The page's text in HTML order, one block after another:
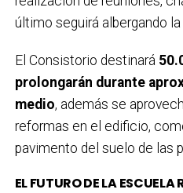
último seguirá albergando
El Consistorio destinará
prolongarán durante
medio, además se
reformas en el edificio,
pavimento del suelo de las
EL FUTURO DE LA ESCUELA